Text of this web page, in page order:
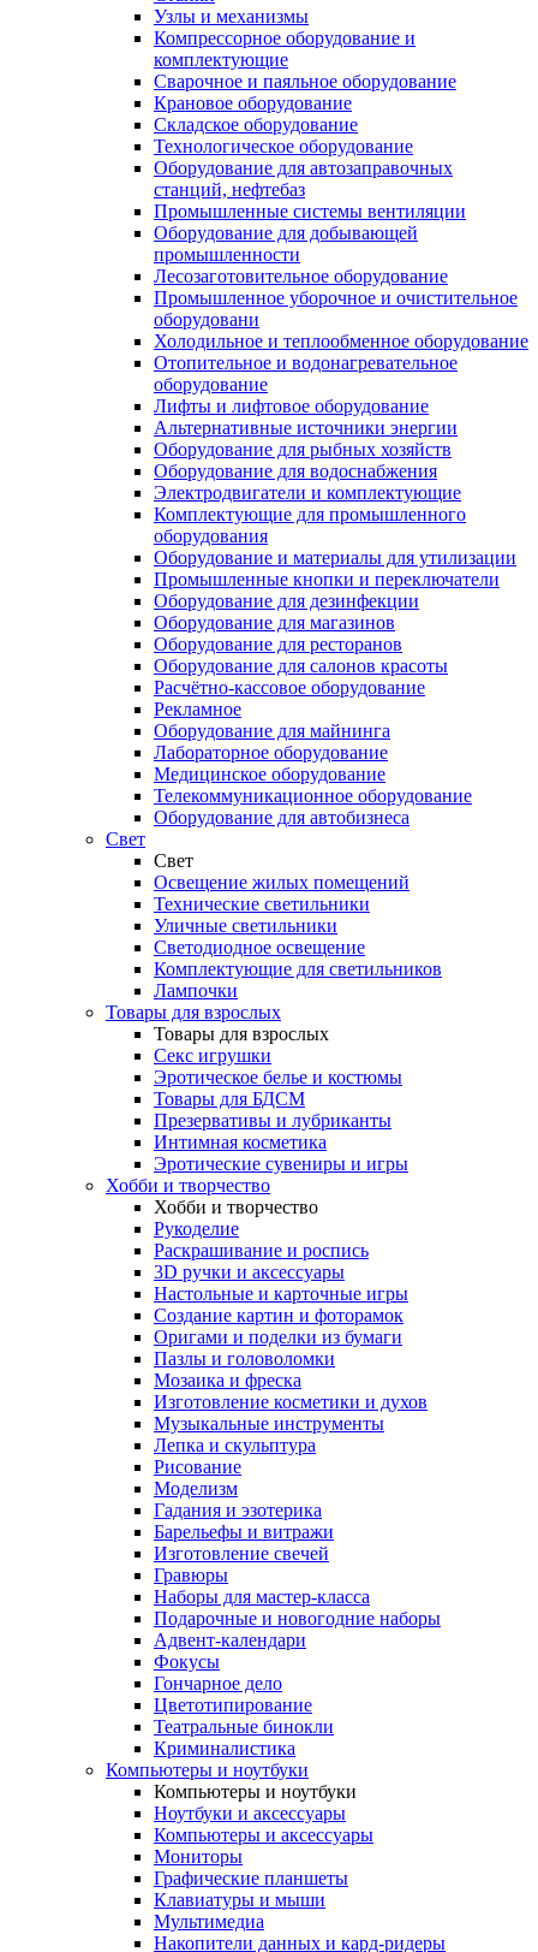
Узлы и механизмы
Компрессорное оборудование и
комплектующие
Сварочное и паяльное оборудование
Крановое оборудование
Складское оборудование
Технологическое оборудование
Оборудование для автозаправочных
станций, нефтебаз
Промышленные системы вентиляции
Оборудование для добывающей
промышленности
Лесозаготовительное оборудование
Промышленное уборочное и очистительное
оборудовани
Холодильное и теплообменное оборудование
Отопительное и водонагревательное
оборудование
Лифты и лифтовое оборудование
Альтернативные источники энергии
Оборудование для рыбных хозяйств
Оборудование для водоснабжения
Электродвигатели и комплектующие
Комплектующие для промышленного
оборудования
Оборудование и материалы для утилизации
Промышленные кнопки и переключатели
Оборудование для дезинфекции
Оборудование для магазинов
Оборудование для ресторанов
Оборудование для салонов красоты
Расчётно-кассовое оборудование
Рекламное
Оборудование для майнинга
Лабораторное оборудование
Медицинское оборудование
Телекоммуникационное оборудование
Оборудование для автобизнеса
Свет
Свет
Освещение жилых помещений
Технические светильники
Уличные светильники
Светодиодное освещение
Комплектующие для светильников
Лампочки
Товары для взрослых
Товары для взрослых
Секс игрушки
Эротическое белье и костюмы
Товары для БДСМ
Презервативы и лубриканты
Интимная косметика
Эротические сувениры и игры
Хобби и творчество
Хобби и творчество
Рукоделие
Раскрашивание и роспись
3D ручки и аксессуары
Настольные и карточные игры
Создание картин и фоторамок
Оригами и поделки из бумаги
Пазлы и головоломки
Мозаика и фреска
Изготовление косметики и духов
Музыкальные инструменты
Лепка и скульптура
Рисование
Моделизм
Гадания и эзотерика
Барельефы и витражи
Изготовление свечей
Гравюры
Наборы для мастер-класса
Подарочные и новогодние наборы
Адвент-календари
Фокусы
Гончарное дело
Цветотипирование
Театральные бинокли
Криминалистика
Компьютеры и ноутбуки
Компьютеры и ноутбуки
Ноутбуки и аксессуары
Компьютеры и аксессуары
Мониторы
Графические планшеты
Клавиатуры и мыши
Мультимедиа
Накопители данных и кард-ридеры